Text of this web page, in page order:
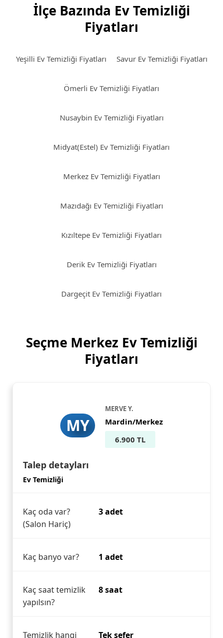
İlçe Bazında Ev Temizliği
Fiyatları
Yeşilli Ev Temizliği Fiyatları Savur Ev Temizliği Fiyatları
Ömerli Ev Temizliği Fiyatları
Nusaybin Ev Temizliği Fiyatları
Midyat(Estel) Ev Temizliği Fiyatları
Merkez Ev Temizliği Fiyatları
Mazıdağı Ev Temizliği Fiyatları
Kızıltepe Ev Temizliği Fiyatları
Derik Ev Temizliği Fiyatları
Dargeçit Ev Temizliği Fiyatları
Seçme Merkez Ev Temizliği
Fiyatları
MY
MERVE Y.
Mardin/Merkez
6.900 TL
Talep detayları
Ev Temizliği
Kaç oda var?
(Salon Hariç)
3 adet
Kaç banyo var? 1 adet
Kaç saat temizlik
yapılsın?
8 saat
Temizlik hangi Tek sefer